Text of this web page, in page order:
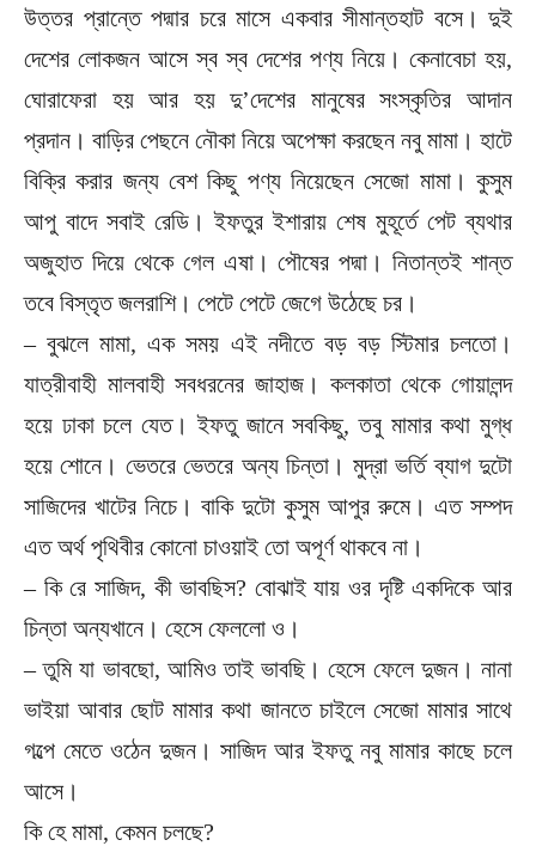
উত্তর প্রান্তে পদ্মার চরে মাসে একবার সীমান্তহাট বসে। দুই
দেশের লোকজন আসে স্ব স্ব দেশের পণ্য নিয়ে। কেনাবেচা হয়,
ঘোরাফেরা হয় আর হয় দু’দেশের মানুষের সংস্কৃতির আদান
প্রদান। বাড়ির পেছনে নৌকা নিয়ে অপেক্ষা করছেন নবু মামা। হাটে
বিক্রি করার জন্য বেশ কিছু পণ্য নিয়েছেন সেজো মামা। কুসুম
আপু বাদে সবাই রেডি। ইফতুর ইশারায় শেষ মুহূর্তে পেট ব্যথার
অজুহাত দিয়ে থেকে গেল এষা। পৌষের পদ্মা। নিতান্তই শান্ত
তবে বিস্তৃত জলরাশি। পেটে পেটে জেগে উঠেছে চর।
– বুঝলে মামা, এক সময় এই নদীতে বড় বড় স্টিমার চলতো।
যাত্রীবাহী মালবাহী সবধরনের জাহাজ। কলকাতা থেকে গোয়ালন্দ
হয়ে ঢাকা চলে যেত। ইফতু জানে সবকিছু, তবু মামার কথা মুগ্ধ
হয়ে শোনে। ভেতরে ভেতরে অন্য চিন্তা। মুদ্রা ভর্তি ব্যাগ দুটো
সাজিদের খাটের নিচে। বাকি দুটো কুসুম আপুর রুমে। এত সম্পদ
এত অর্থ পৃথিবীর কোনো চাওয়াই তো অপূর্ণ থাকবে না।
– কি রে সাজিদ, কী ভাবছিস? বোঝাই যায় ওর দৃষ্টি একদিকে আর
চিন্তা অন্যখানে। হেসে ফেললো ও।
– তুমি যা ভাবছো, আমিও তাই ভাবছি। হেসে ফেলে দুজন। নানা
ভাইয়া আবার ছোট মামার কথা জানতে চাইলে সেজো মামার সাথে
গল্পে মেতে ওঠেন দুজন। সাজিদ আর ইফতু নবু মামার কাছে চলে
আসে।
কি হে মামা, কেমন চলছে?